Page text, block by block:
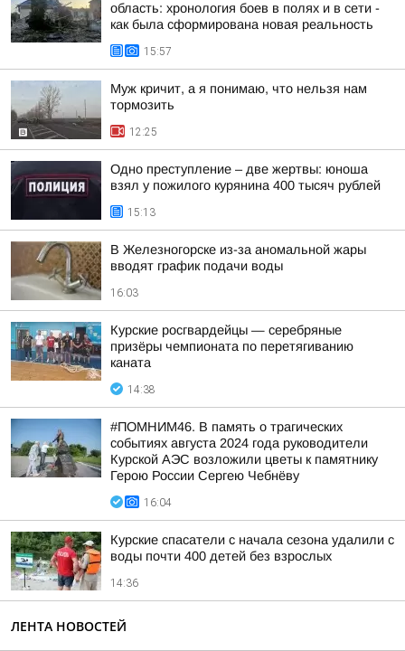
область: хронология боев в полях и в сети -
как была сформирована новая реальность
15:57
Муж кричит, а я понимаю, что нельзя нам
тормозить
12:25
Одно преступление – две жертвы: юноша
взял у пожилого курянина 400 тысяч рублей
15:13
В Железногорске из-за аномальной жары
вводят график подачи воды
16:03
Курские росгвардейцы — серебряные
призёры чемпионата по перетягиванию
каната
14:38
#ПОМНИМ46. В память о трагических
событиях августа 2024 года руководители
Курской АЭС возложили цветы к памятнику
Герою России Сергею Чебнёву
16:04
Курские спасатели с начала сезона удалили с
воды почти 400 детей без взрослых
14:36
ЛЕНТА НОВОСТЕЙ